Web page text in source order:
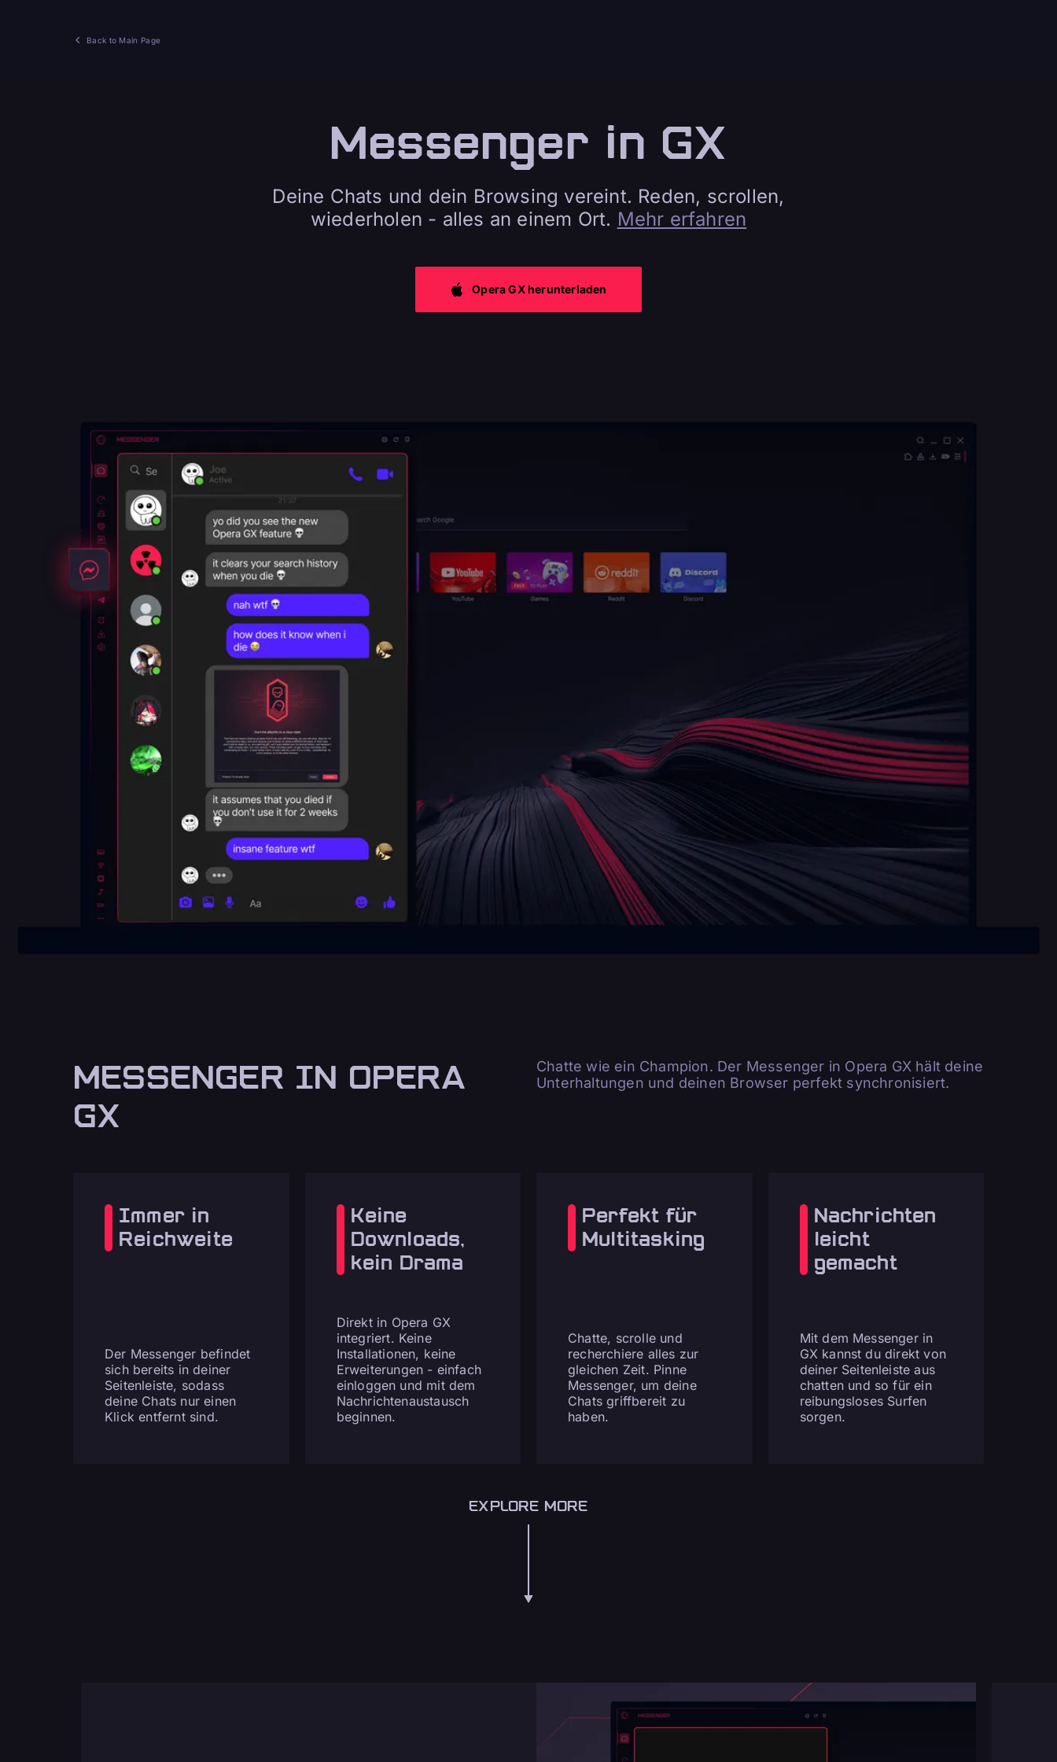
Back to Main Page
Messenger in GX
Deine Chats und dein Browsing vereint. Reden, scrollen,
wiederholen - alles an einem Ort. Mehr erfahren
Opera GX herunterladen
MESSENGER IN OPERA
GX
Chatte wie ein Champion. Der Messenger in Opera GX hält deine
Unterhaltungen und deinen Browser perfekt synchronisiert.
Immer in
Reichweite
Der Messenger befindet
sich bereits in deiner
Seitenleiste, sodass
deine Chats nur einen
Klick entfernt sind.
Keine
Downloads,
kein Drama
Direkt in Opera GX
integriert. Keine
Installationen, keine
Erweiterungen - einfach
einloggen und mit dem
Nachrichtenaustausch
beginnen.
Perfekt für
Multitasking
Chatte, scrolle und
recherchiere alles zur
gleichen Zeit. Pinne
Messenger, um deine
Chats griffbereit zu
haben.
Nachrichten
leicht
gemacht
Mit dem Messenger in
GX kannst du direkt von
deiner Seitenleiste aus
chatten und so für ein
reibungsloses Surfen
sorgen.
EXPLORE MORE